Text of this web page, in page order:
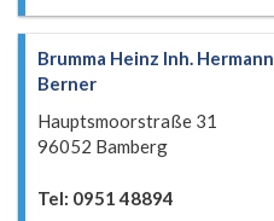
Brumma Heinz Inh. Hermann
Berner
Hauptsmoorstraße 31
96052 Bamberg
Tel: 0951 48894